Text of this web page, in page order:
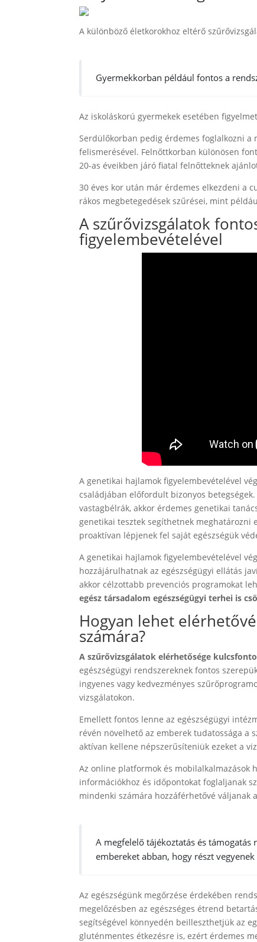
A különböző életkorokhoz eltérő
Gyermekkorban például fontos a
Az iskoláskorú gyermekek esetében
Serdülőkorban pedig érdemes foglalkozni a
felismerésével. Felnőttkorban különösen
20-as éveikben járó fiatal felnőtteknek
30 éves kor után már érdemes elkezdeni a
rákos megbetegedések szűrései, mint
A szűrővizsgálatok
figyelembevételével
A genetikai hajlamok figyelembevételével
családjában előfordult bizonyos
vastagbélrák, akkor érdemes genetikai
genetikai tesztek segíthetnek meghatározni
proaktívan lépjenek fel saját egészségük
A genetikai hajlamok figyelembevételével
hozzájárulhatnak az egészségügyi ellátás
akkor célzottabb prevenciós programokat
egész társadalom egészségügyi terhei is
Hogyan lehet
számára?
A szűrővizsgálatok elérhetősége
egészségügyi rendszereknek fontos
ingyenes vagy kedvezményes
vizsgálatokon.
Emellett fontos lenne az egészségügyi
révén növelhető az emberek tudatossága a
aktívan kellene népszerűsíteniük ezeket a
Az online platformok és mobilalkalmazások
információkhoz és időpontokat foglaljanak
mindenki számára hozzáférhetővé váljanak
A megfelelő tájékoztatás és támogatás
embereket abban, hogy részt
Az egészségünk megőrzése érdekében
megelőzésben az egészséges étrend
segítségével könnyedén beilleszthetjük az
gluténmentes étkezésre is, ezért érdemes